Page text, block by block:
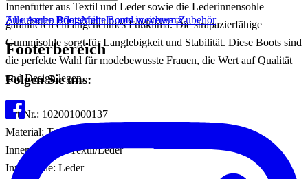
Innenfutter aus Textil und Leder sowie die Lederinnensohle
garantieren ein angenehmes Fußklima. Die strapazierfähige
Gummisohle sorgt für Langlebigkeit und Stabilität. Diese Boots sind
die perfekte Wahl für modebewusste Frauen, die Wert auf Qualität
und Design legen.
Art.Nr.: 102001000137
Material: Textil/Leder
Innenmaterial: Textil/Leder
Innensohle: Leder
Zu unseren Pflegemitteln und weiterem Zubehör
Alle Arche BootsMehr Boots in schwarz
Footerbereich
Folgen Sie uns: